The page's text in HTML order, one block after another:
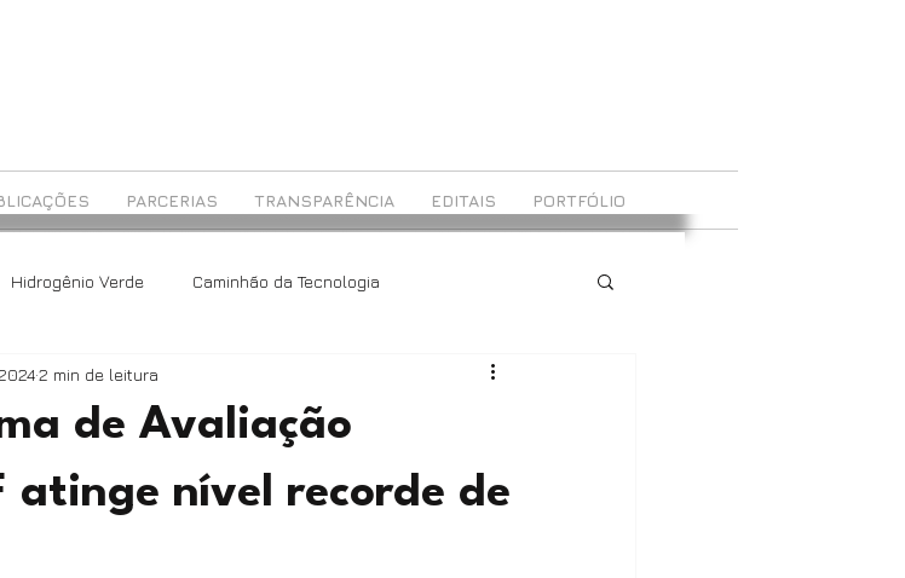
PARCERIAS TRANSPARÊNCIA EDITAIS PORTFÓLIO
Hidrogênio Verde Caminhão da Tecnologia
Rede Maceió
de Avaliação
atinge nível recorde de
2 min de leitura